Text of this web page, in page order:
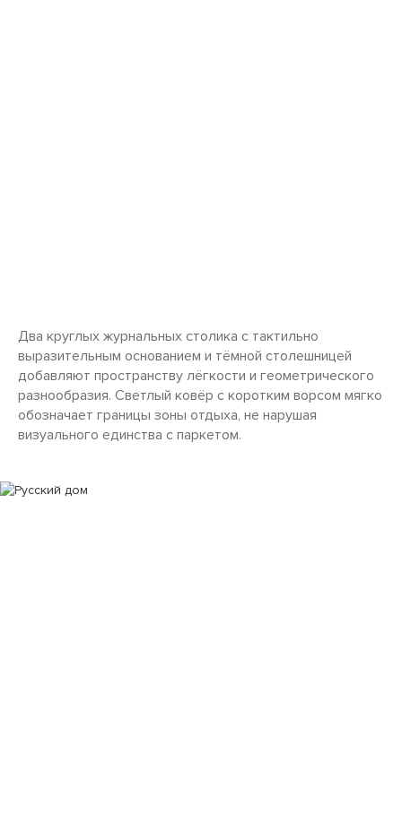
Два круглых журнальных столика с тактильно
выразительным основанием и тёмной столешницей
добавляют пространству лёгкости и геометрического
разнообразия. Светлый ковёр с коротким ворсом мягко
обозначает границы зоны отдыха, не нарушая
визуального единства с паркетом.